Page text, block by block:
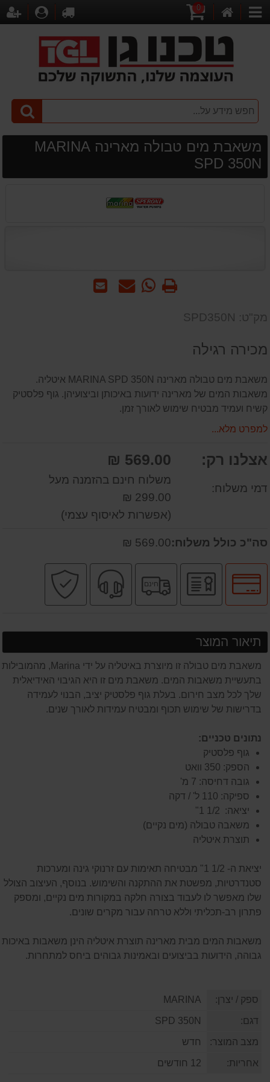
קטגוריות
הבית
0
לקופה
משאבת מים טבולה מארינה MARINA
SPD 350N
שלח
שאל WhatsApp
מק"ט: SPD350N
מכירה רגילה
משאבת מים טבולה מארינה MARINA SPD 350N איטליה.
משאבות המים של מארינה ידועות באיכותן וביצועיהן. גוף פלסטיק
קשיח ועמיד מבטיח שימוש לאורך זמן.
למפרט מלא...
אצלנו רק: 569.00 ₪
דמי משלוח:
משלוח חינם בהזמנה מעל
299.00 ₪
(אפשרות לאיסוף עצמי)
סה"כ כולל משלוח:569.00 ₪
לחץ
לאפשרויות
תשלומים
רשמיחינם
משלוח
חינם
שירות
מקצועי
תיאור המוצר
משאבת מים טבולה זו מיוצרת באיטליה על ידי Marina, מהמובילות
בתעשיית משאבות המים. משאבת מים זו היא הגיבוי האידיאלית
שלך לכל מצב חירום. בעלת גוף פלסטיק יציב, הבנוי לעמידה
בדרישות של שימוש תכוף ומבטיח עמידות לאורך שנים.
נתונים טכניים:
גוף פלסטיק
הספק: 350 וואט
גובה דחיסה: 7 מ'
ספיקה: 110 ל' / דקה
יציאה: 1/2 1"
משאבה טבולה (מים נקיים)
תוצרת איטליה
יציאת ה- 1/2 1" מבטיחה תאימות עם זרנוקי גינה ומערכות
סטנדרטיות, מפשטת את ההתקנה והשימוש. בנוסף, העיצוב הצולל
שלו מאפשר לו לעבוד בצורה חלקה במקורות מים נקיים, ומספק
פתרון רב-תכליתי וללא טרחה עבור מקרים שונים.
משאבות המים מבית מארינה תוצרת איטליה הינן משאבות באיכות
גבוהה, הידועות בביצועים ובאמינות גבוהים ביחס למתחרות.
ספק / יצרן:
דגם:
מצב המוצר: חדש
אחריות: